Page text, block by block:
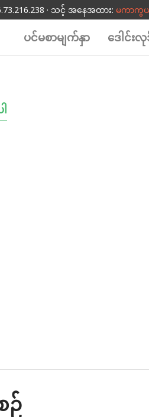
· သင့် အနေအထား: မကာကွယ်
ပင်မစာမျက်နှာ ဒေါင်း
ဉ်